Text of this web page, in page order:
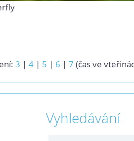
3 | 4 | 5 | 6 | 7 (čas ve
Vyhledávání